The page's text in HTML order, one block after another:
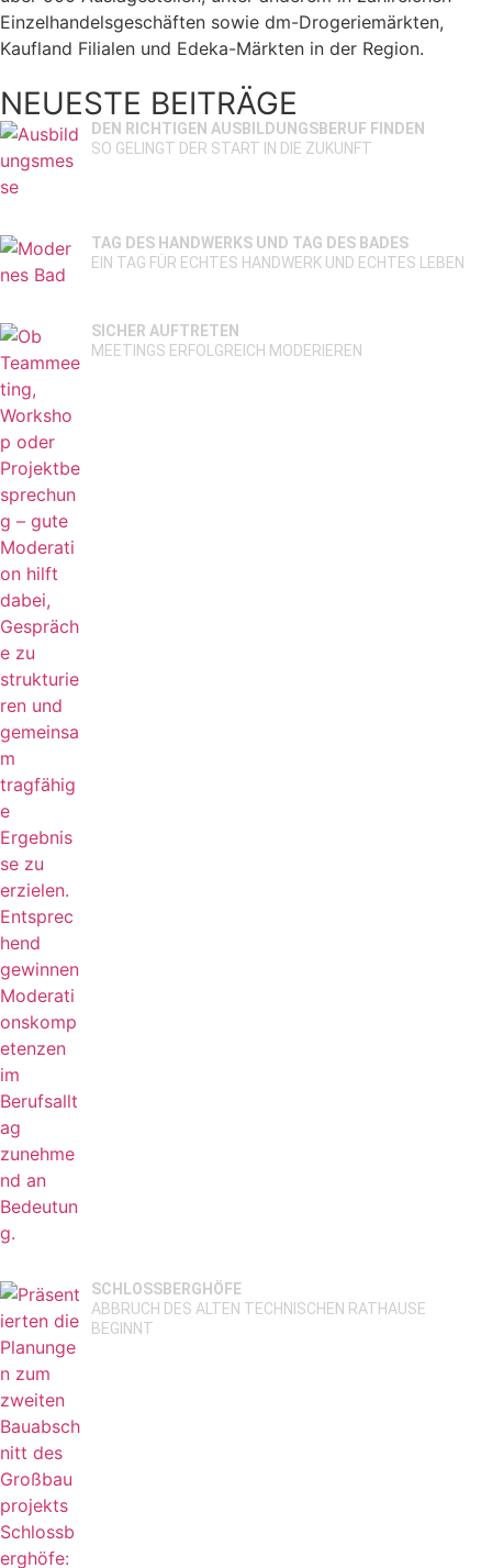
Einzelhandelsgeschäften sowie dm-Drogeriemärkten,
Kaufland Filialen und Edeka-Märkten in der Region.
NEUESTE BEITRÄGE
DEN RICHTIGEN AUSBILDUNGSBERUF FINDEN
SO GELINGT DER START IN DIE ZUKUNFT
TAG DES HANDWERKS UND TAG DES BADES
EIN TAG FÜR ECHTES HANDWERK UND ECHTES LEBEN
SICHER AUFTRETEN
MEETINGS ERFOLGREICH MODERIEREN
SCHLOSSBERGHÖFE
ABBRUCH DES ALTEN TECHNISCHEN RATHAUSE
BEGINNT